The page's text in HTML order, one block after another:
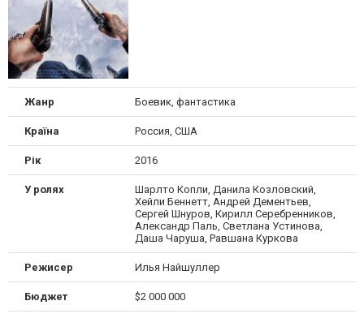
Жанр Боевик, фантастика
Країна Россия, США
Рік 2016
У ролях
Шарлто Копли, Данила Козловский,
Хейли Беннетт, Андрей Дементьев,
Сергей Шнуров, Кирилл Серебренников,
Александр Паль, Светлана Устинова,
Даша Чаруша, Равшана Куркова
Режисер Илья Найшуллер
Бюджет $2 000 000